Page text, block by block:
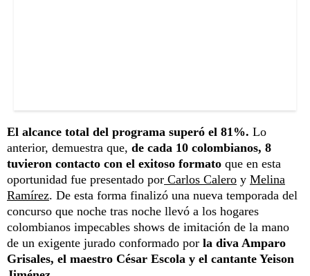
El alcance total del programa superó el 81%. Lo
anterior, demuestra que, de cada 10 colombianos, 8
tuvieron contacto con el exitoso formato que en esta
oportunidad fue presentado por Carlos Calero y Melina
Ramírez. De esta forma finalizó una nueva temporada del
concurso que noche tras noche llevó a los hogares
colombianos impecables shows de imitación de la mano
de un exigente jurado conformado por la diva Amparo
Grisales, el maestro César Escola y el cantante Yeison